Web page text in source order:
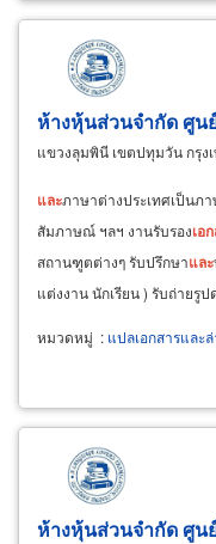
ห้างหุ้นส่วนจำกัด ศูน
แขวงลุมพินี เขตปทุมวัน กรุง
และภาษาต่างประเทศเป็นภ
สัมภาษณ์ ฯลฯ งานรับรองเอ
สถานฑูตต่างๆ รับปรึกษาและ
แต่งงาน นักเรียน ) รับถ่ายรู
หมวดหมู่ : แปลเอกสารและ
ห้างหุ้นส่วนจำกัด ศูน